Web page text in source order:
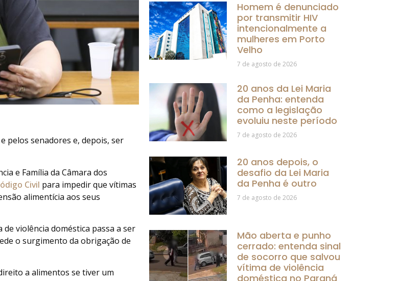
pelos senadores e, depois, ser
e Família da Câmara dos
Civil para impedir que vítimas
alimentícia aos seus
violência doméstica passa a ser
o surgimento da obrigação de
a alimentos se tiver um
Homem é denunciado
por transmitir HIV
intencionalmente a
mulheres em Porto
Velho
7 de agosto de 2026
20 anos da Lei Maria
da Penha: entenda
como a legislação
evoluiu neste período
7 de agosto de 2026
20 anos depois, o
desafio da Lei Maria
da Penha é outro
7 de agosto de 2026
Mão aberta e punho
cerrado: entenda sinal
de socorro que salvou
vítima de violência
doméstica no Paraná